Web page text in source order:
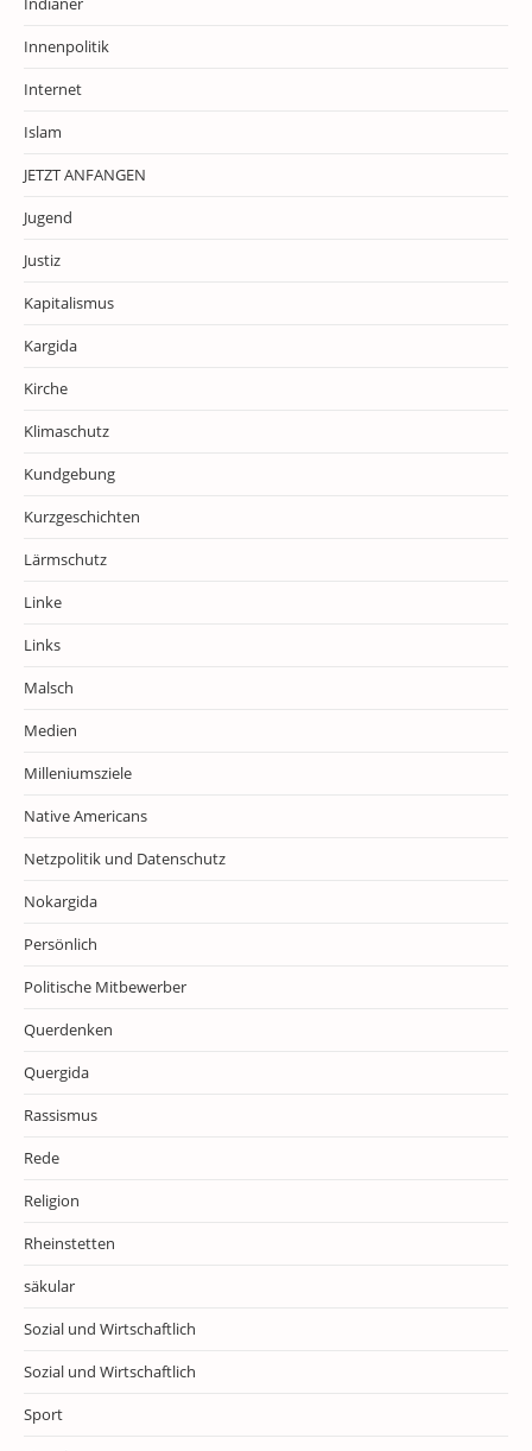
Innenpolitik
Internet
Islam
JETZT ANFANGEN
Jugend
Justiz
Kapitalismus
Kargida
Kirche
Klimaschutz
Kundgebung
Kurzgeschichten
Lärmschutz
Linke
Links
Malsch
Medien
Milleniumsziele
Native Americans
Netzpolitik und Datenschutz
Nokargida
Persönlich
Politische Mitbewerber
Querdenken
Quergida
Rassismus
Rede
Religion
Rheinstetten
säkular
Sozial und Wirtschaftlich
Sozial und Wirtschaftlich
Sport